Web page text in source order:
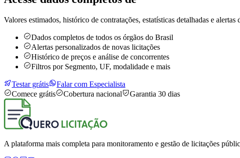
Valores estimados, histórico de contratações, estatísticas detalhadas e alertas
Dados completos de todos os órgãos do Brasil
Alertas personalizados de novas licitações
Histórico de preços e análise de concorrentes
Filtros por Segmento, UF, modalidade e mais
Testar grátis
Falar com Especialista
Comece grátis
Cobertura nacional Garantia 30 dias
A plataforma mais completa para monitoramento e gestão de licitações